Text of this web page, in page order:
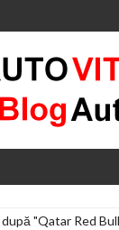
"Qatar Red